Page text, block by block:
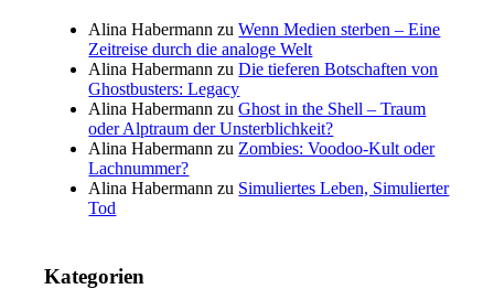
Alina Habermann zuWenn Medien sterben – Eine
Zeitreise durch die analoge Welt
Alina Habermann zuDie tieferen Botschaften von
Ghostbusters: Legacy
Alina Habermann zuGhost in the Shell – Traum
oder Alptraum der Unsterblichkeit?
Alina Habermann zu Zombies: Voodoo-Kult oder
Lachnummer?
Alina Habermann zu Simuliertes Leben, Simulierter
Tod
Kategorien